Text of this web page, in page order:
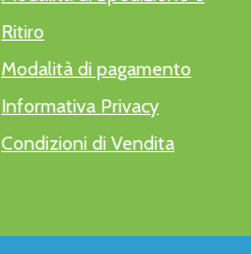
Ritiro
Modalità di pagamento
Informativa Privacy
Condizioni di Vendita